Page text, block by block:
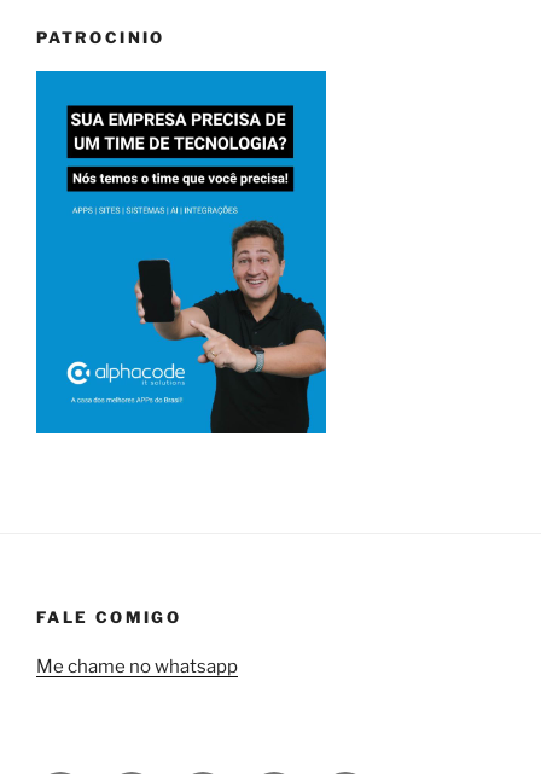
PATROCINIO
FALE COMIGO
Me chame no whatsapp